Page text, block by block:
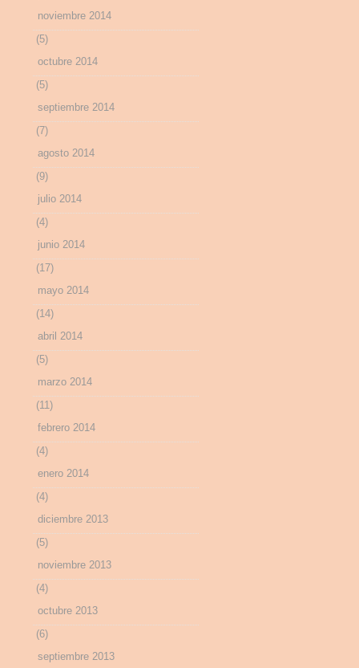
noviembre 2014
(5)
octubre 2014
(5)
septiembre 2014
(7)
agosto 2014
(9)
julio 2014
(4)
junio 2014
(17)
mayo 2014
(14)
abril 2014
(5)
marzo 2014
(11)
febrero 2014
(4)
enero 2014
(4)
diciembre 2013
(5)
noviembre 2013
(4)
octubre 2013
(6)
septiembre 2013